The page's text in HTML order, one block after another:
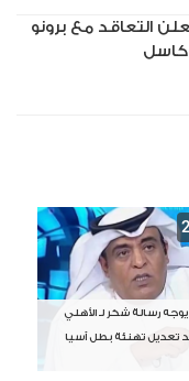
التعاقد مع برونو
يوجه رسالة شكر لـ الأهلي
تعديل تهنئة بطل آسيا